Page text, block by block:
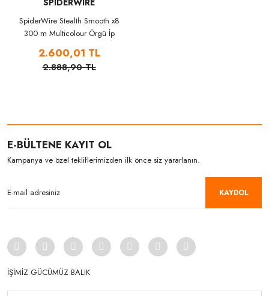
SpiderWire Stealth Smooth x8
300 m Multicolour Örgü İp
2.600,01 TL
2.888,90 TL
E-BÜLTENE KAYIT OL
Kampanya ve özel tekliflerimizden ilk önce siz yararlanın.
KAYDOL
İŞİMİZ GÜCÜMÜZ BALIK